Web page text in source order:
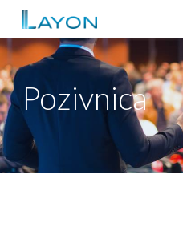
Skip
main
content
Pozivnica